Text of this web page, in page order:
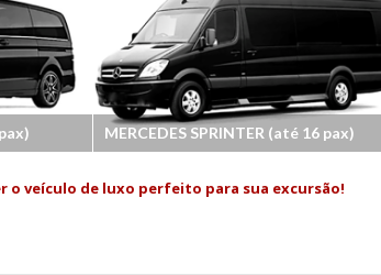
MERCEDES SPRINTER (até 16 pax)
o veículo de luxo perfeito para sua excursão!